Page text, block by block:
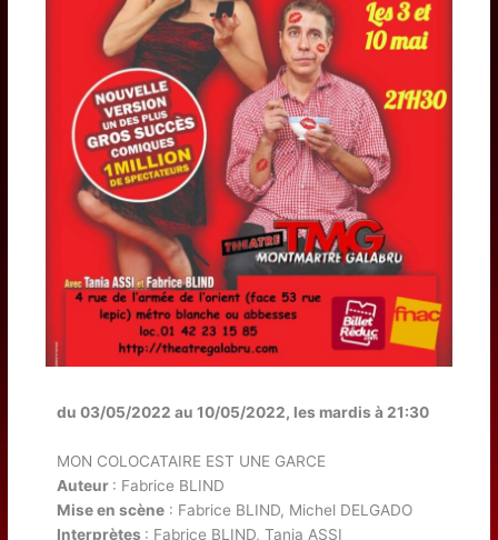
du 03/05/2022 au 10/05/2022, les mardis à 21:30
MON COLOCATAIRE EST UNE GARCE
Auteur : Fabrice BLIND
Mise en scène : Fabrice BLIND, Michel DELGADO
Interprètes : Fabrice BLIND, Tania ASSI